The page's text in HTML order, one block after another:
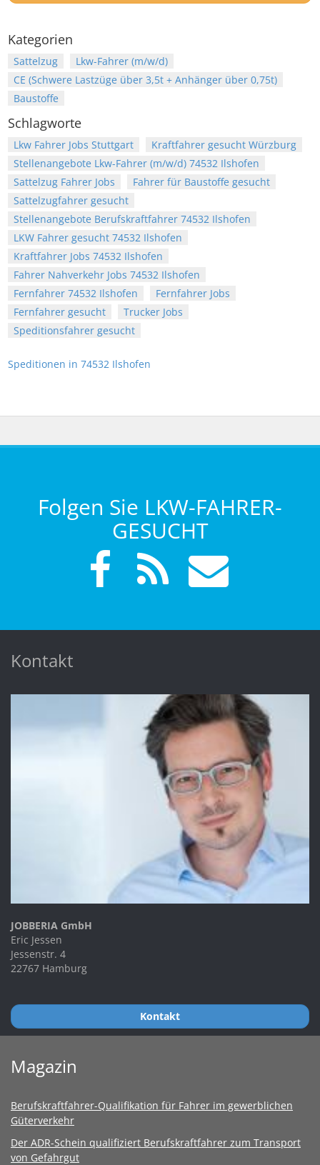
Kategorien
Sattelzug
Lkw-Fahrer (m/w/d)
CE (Schwere Lastzüge über 3,5t + Anhänger über 0,75t)
Baustoffe
Schlagworte
Lkw Fahrer Jobs Stuttgart
Kraftfahrer gesucht Würzburg
Stellenangebote Lkw-Fahrer (m/w/d) 74532 Ilshofen
Sattelzug Fahrer Jobs
Fahrer für Baustoffe gesucht
Sattelzugfahrer gesucht
Stellenangebote Berufskraftfahrer 74532 Ilshofen
LKW Fahrer gesucht 74532 Ilshofen
Kraftfahrer Jobs 74532 Ilshofen
Fahrer Nahverkehr Jobs 74532 Ilshofen
Fernfahrer 74532 Ilshofen
Fernfahrer Jobs
Fernfahrer gesucht
Trucker Jobs
Speditionsfahrer gesucht
Speditionen in 74532 Ilshofen
Folgen Sie LKW-FAHRER-
GESUCHT
Kontakt
JOBBERIA GmbH
Eric Jessen
Jessenstr. 4
22767 Hamburg
Kontakt
Magazin
Berufskraftfahrer-Qualifikation für Fahrer im gewerblichen
Güterverkehr
Der ADR-Schein qualifiziert Berufskraftfahrer zum Transport
von Gefahrgut